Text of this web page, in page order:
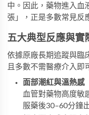
中。因此，藥物進入血
張」，正是多數常見反
五大典型反應與實
依據原廠長期追蹤與臨
且多數不需醫療介入即
面部潮紅與溫熱感
血管對藥物高度敏
服藥後30–60分鐘